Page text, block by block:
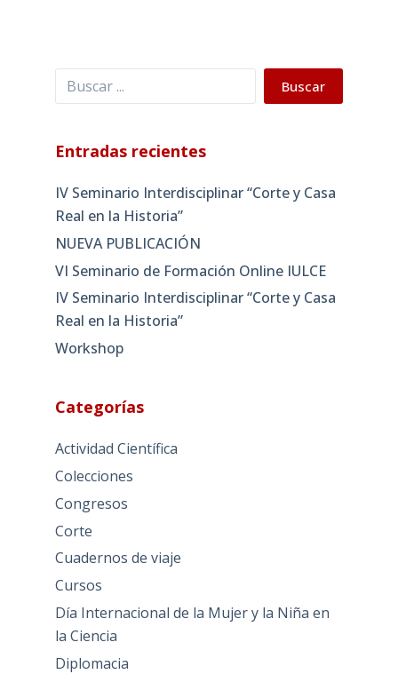
Buscar Buscar
Entradas recientes
IV Seminario Interdisciplinar “Corte y Casa
Real en la Historia”
NUEVA PUBLICACIÓN
VI Seminario de Formación Online IULCE
IV Seminario Interdisciplinar “Corte y Casa
Real en la Historia”
Workshop
Categorías
Actividad Científica
Colecciones
Congresos
Corte
Cuadernos de viaje
Cursos
Día Internacional de la Mujer y la Niña en
la Ciencia
Diplomacia